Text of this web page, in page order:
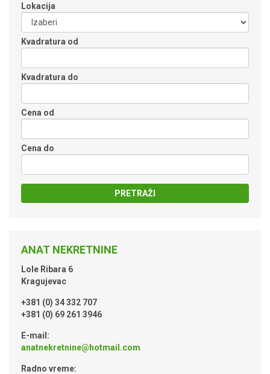
Lokacija
Kvadratura od
Kvadratura do
Cena od
Cena do
PRETRAŽI
ANAT NEKRETNINE
Lole Ribara 6
Kragujevac
+381 (0) 34 332 707
+381 (0) 69 261 3946
E-mail:
anatnekretnine@hotmail.com
Radno vreme: